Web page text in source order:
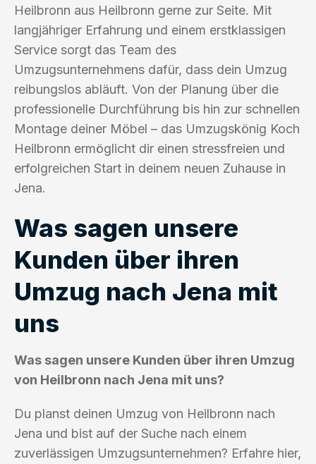
Heilbronn aus Heilbronn gerne zur Seite. Mit
langjähriger Erfahrung und einem erstklassigen
Service sorgt das Team des
Umzugsunternehmens dafür, dass dein Umzug
reibungslos abläuft. Von der Planung über die
professionelle Durchführung bis hin zur schnellen
Montage deiner Möbel – das Umzugskönig Koch
Heilbronn ermöglicht dir einen stressfreien und
erfolgreichen Start in deinem neuen Zuhause in
Jena.
Was sagen unsere
Kunden über ihren
Umzug nach Jena mit
uns
Was sagen unsere Kunden über ihren Umzug
von Heilbronn nach Jena mit uns?
Du planst deinen Umzug von Heilbronn nach
Jena und bist auf der Suche nach einem
zuverlässigen Umzugsunternehmen? Erfahre hier,